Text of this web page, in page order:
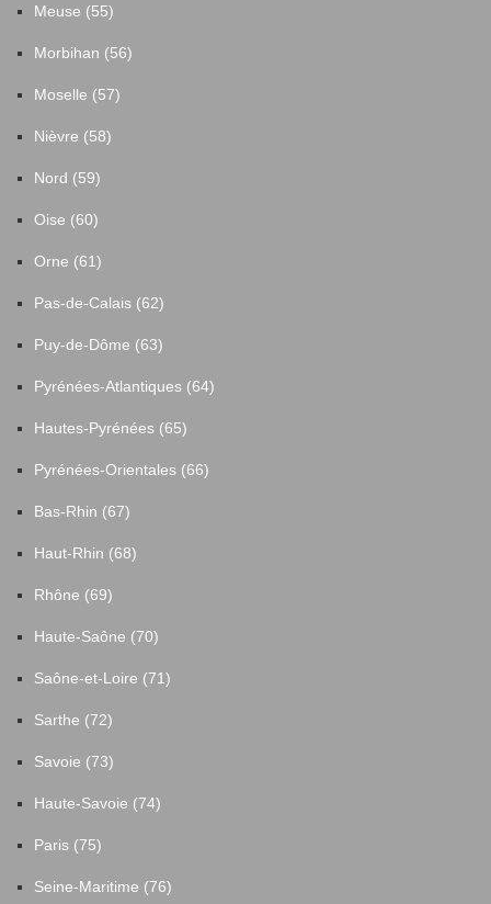
Meuse (55)
Morbihan (56)
Moselle (57)
Nièvre (58)
Nord (59)
Oise (60)
Orne (61)
Pas-de-Calais (62)
Puy-de-Dôme (63)
Pyrénées-Atlantiques (64)
Hautes-Pyrénées (65)
Pyrénées-Orientales (66)
Bas-Rhin (67)
Haut-Rhin (68)
Rhône (69)
Haute-Saône (70)
Saône-et-Loire (71)
Sarthe (72)
Savoie (73)
Haute-Savoie (74)
Paris (75)
Seine-Maritime (76)